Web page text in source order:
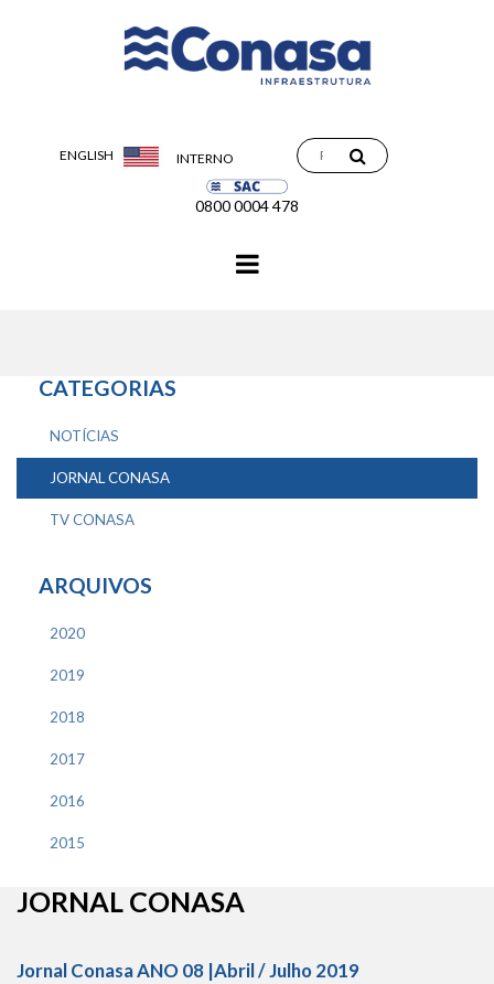
ENGLISH INTERNO
0800 0004 478
CATEGORIAS
NOTÍCIAS
JORNAL CONASA
TV CONASA
ARQUIVOS
2020
2019
2018
2017
2016
2015
JORNAL CONASA
Jornal Conasa ANO 08 |Abril / Julho 2019